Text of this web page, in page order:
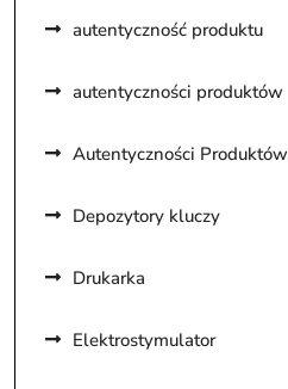
autentyczność produktu
autentyczności produktów
Autentyczności Produktów
Depozytory kluczy
Drukarka
Elektrostymulator